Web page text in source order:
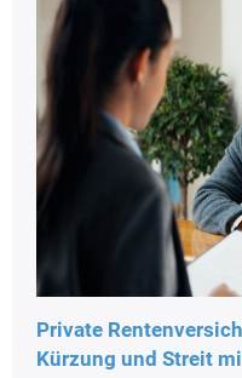
Private
Kürzung und Streit